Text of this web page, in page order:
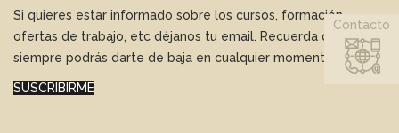
Si quieres estar informado sobre los cursos, formación,
ofertas de trabajo, etc déjanos tu email. Recuerda que
siempre podrás darte de baja en cualquier momento.
SUSCRIBIRME
Contacto